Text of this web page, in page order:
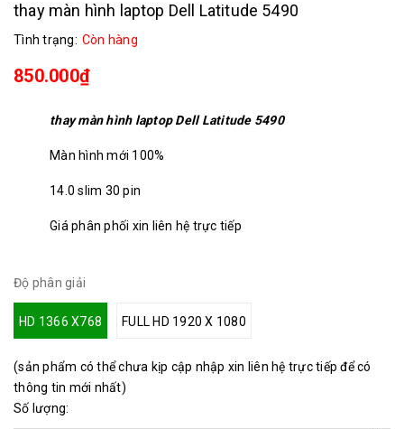
thay màn hình laptop Dell Latitude 5490
Tình trạng: Còn hàng
850.000₫
thay màn hình laptop Dell Latitude 5490
Màn hình mới 100%
14.0 slim 30 pin
Giá phân phối xin liên hệ trực tiếp
Độ phân giải
HD 1366 X768 FULL HD 1920 X 1080
(sản phẩm có thể chưa kịp cập nhập xin liên hệ trực tiếp để có
thông tin mới nhất)
Số lượng: